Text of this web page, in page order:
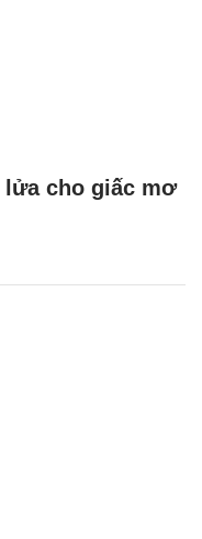
lửa cho giấc mơ